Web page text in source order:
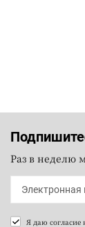
Раз в неделю
Я даю согласие